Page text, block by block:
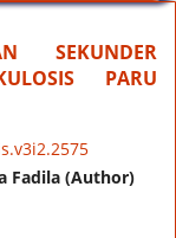
SEKUNDER
PARU
Fadila (Author)